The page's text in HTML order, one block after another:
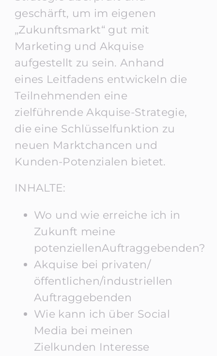
geschärft, um im eigenen
„Zukunftsmarkt“ gut mit
Marketing und Akquise
aufgestellt zu sein. Anhand
eines Leitfadens entwickeln die
Teilnehmenden eine
zielführende Akquise-Strategie,
die eine Schlüsselfunktion zu
neuen Marktchancen und
Kunden-Potenzialen bietet.
INHALTE:
Wo und wie erreiche ich in
Zukunft meine
potenziellenAuftraggebenden?
Akquise bei privaten/
öffentlichen/industriellen
Auftraggebenden
Wie kann ich über Social
Media bei meinen
Zielkunden Interesse